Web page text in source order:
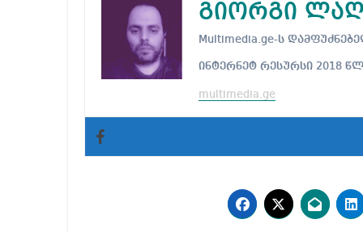
გიორგი
Multimedia.ge-ს
ინტერნეტ რესურსი 2018
multimedia.ge